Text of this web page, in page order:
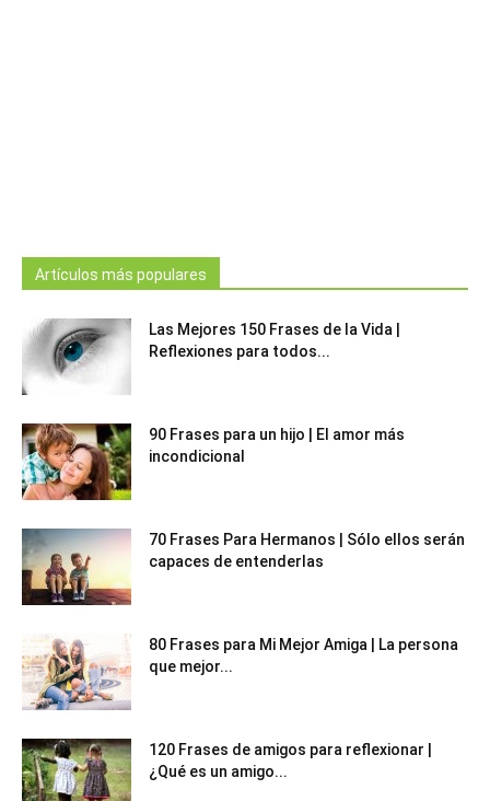
Artículos más populares
Las Mejores 150 Frases de la Vida |
Reflexiones para todos...
90 Frases para un hijo | El amor más
incondicional
70 Frases Para Hermanos | Sólo ellos serán
capaces de entenderlas
80 Frases para Mi Mejor Amiga | La persona
que mejor...
120 Frases de amigos para reflexionar |
¿Qué es un amigo...